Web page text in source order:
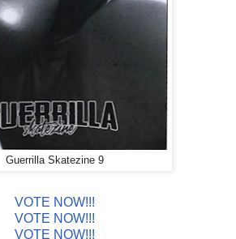
Guerrilla Skatezine 9
VOTE NOW!!!
VOTE NOW!!!
VOTE NOW!!!